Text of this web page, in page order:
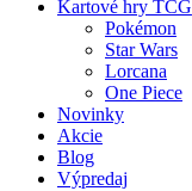
Kartové hry TCG
Pokémon
Star Wars
Lorcana
One Piece
Novinky
Akcie
Blog
Výpredaj